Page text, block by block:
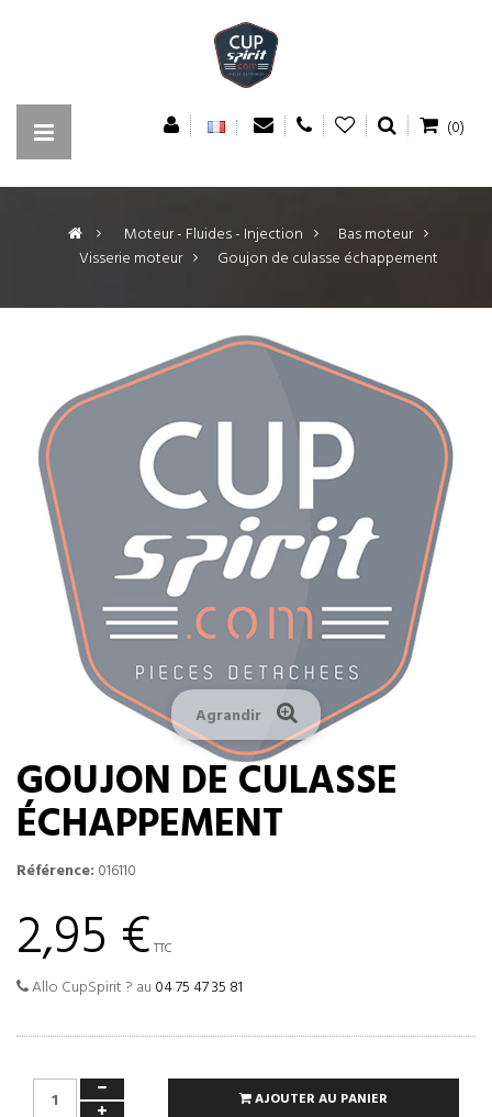
(0)
> Moteur - Fluides - Injection >
Bas moteur
Visserie moteur > Goujon de culasse échappement
Agrandir
GOUJON DE CULASSE
ÉCHAPPEMENT
Référence: 016110
2,95 € TTC
Allo CupSpirit ? au 04 75 47 35 81
AJOUTER AU PANIER